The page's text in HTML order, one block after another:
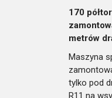
170
metrów
Maszyna
tylko pod
R11 na